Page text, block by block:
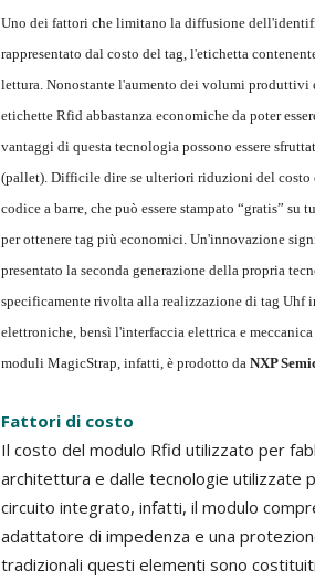
Uno dei fattori che limitano la diffusione
rappresentato dal costo del tag, l'etichetta
lettura. Nonostante l'aumento dei volumi produttivi
etichette Rfid abbastanza economiche da poter
vantaggi di questa tecnologia possono essere
(pallet). Difficile dire se ulteriori riduzioni del
codice a barre, che può essere stampato “gratis”
per ottenere tag più economici. Un'innovazione
presentato la seconda generazione della propria
specificamente rivolta alla realizzazione di tag
elettroniche, bensì l'interfaccia elettrica e
moduli MagicStrap, infatti, è prodotto da NXP
Fattori di costo
Il costo del modulo Rfid utilizzato per
architettura e dalle tecnologie utilizzate
circuito integrato, infatti, il modulo
adattatore di impedenza e una
tradizionali questi elementi sono